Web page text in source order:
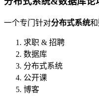
一个专门针对分布式系统和
求职 & 招聘
数据库
分布式系统
公开课
博客